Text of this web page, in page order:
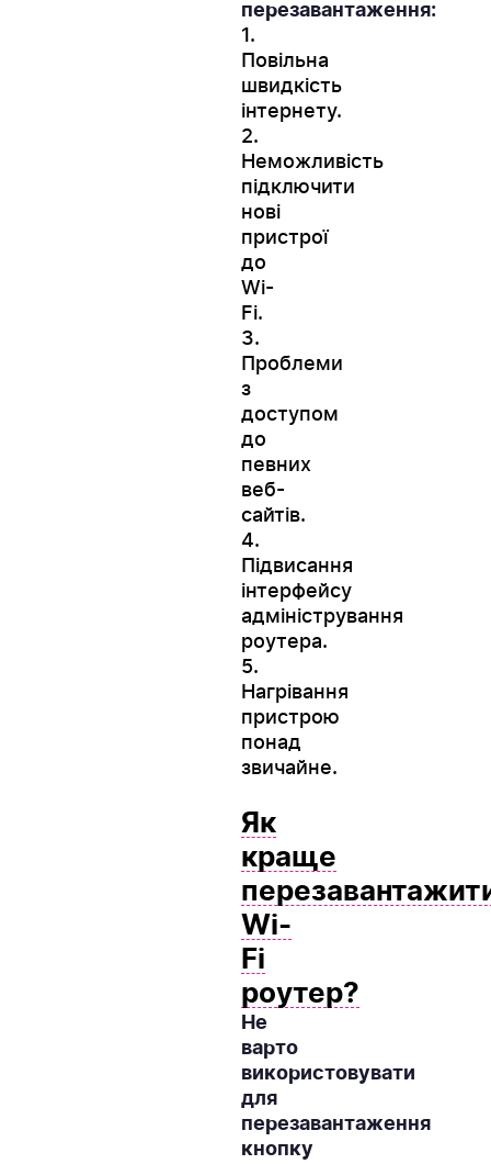
перезавантаження:
1.
Повільна
швидкість
інтернету.
2.
Неможливість
підключити
нові
пристрої
до
Wi-
Fi.
3.
Проблеми
з
доступом
до
певних
веб-
сайтів.
4.
Підвисання
інтерфейсу
адміністрування
роутера.
5.
Нагрівання
пристрою
понад
звичайне.
Як
краще
Wi-
Fi
роутер?
Не
варто
використовувати
для
перезавантаження
кнопку